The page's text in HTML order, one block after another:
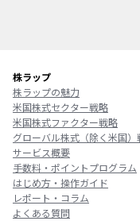
株ラップ
株ラップの魅力
米国株式セクター戦略
米国株式ファクター戦略
グローバル株式（除く米国）
サービス概要
手数料・ポイントプログラム
はじめ方・操作ガイド
レポート・コラム
よくある質問